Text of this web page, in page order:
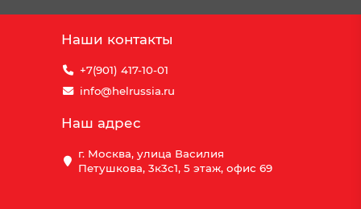
Наши контакты
+7(901) 417-10-01
info@helrussia.ru
Наш адрес
г. Москва, улица Василия
Петушкова, 3к3c1, 5 этаж, офис 69